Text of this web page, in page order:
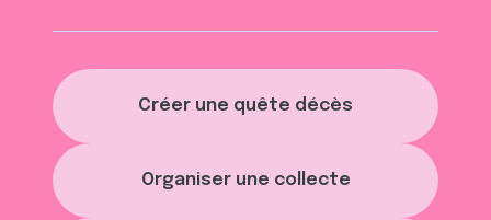
Créer une quête décès
Organiser une collecte